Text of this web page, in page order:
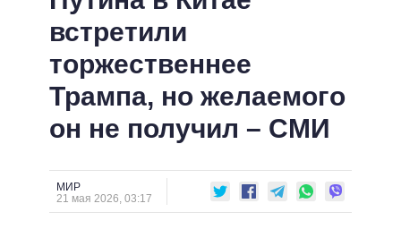
ЛЕНТА
СОБЫТИЯ
СТАТЬИ
МНЕНИЯ
ОБЗОРЫ
ДАЙДЖЕСТЫ
ПОЛИТИКА
ОБЩЕСТВО
ПОЛИТИКИ
ВСЕ ПОЛИТИКИ
ПРЕЗИДЕНТ И ОФИС
ВЕРХОВНАЯ РАДА
ГЛАВЫ ОБЛАДМИНИСТРАЦИЙ
МЭРЫ
ВИДЕО
СРАВНЕНИЕ ПОЛИТИКОВ
встретили
торжественнее
Трампа, но желаемого
он не получил – СМИ
МИР
21 мая 2026, 03:17